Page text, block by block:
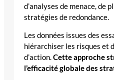
d’analyses de menace, de
stratégies de redondance.
Les données issues des
hiérarchiser les risques et
d’action.Cette approche
l’efficacité globale des